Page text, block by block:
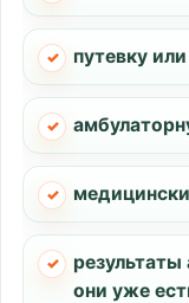
путевку
они уже